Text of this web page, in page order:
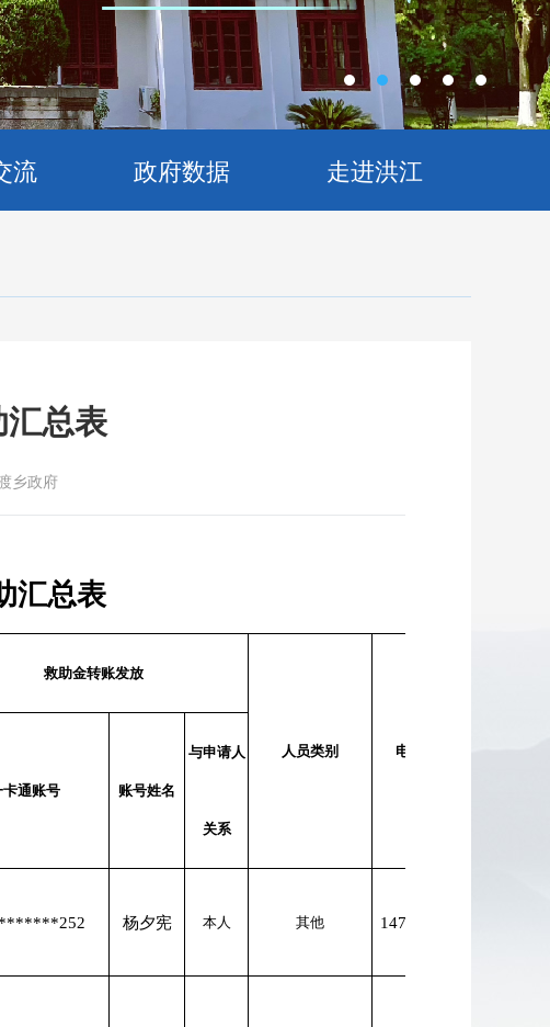
流 政府数据 走进洪江
总表
乡政府
汇总表
救助金转账发放
人员类别 电话号码
卡通账号 账号姓名
与申请人
关系
杨夕宪 本人 其他 147****909